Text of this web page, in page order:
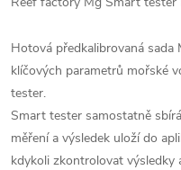
Hotová předkalibrovaná
klíčových parametrů mořské
tester.
Smart tester samostatně
měření a výsledek uloží do
kdykoli zkontrolovat výsledky